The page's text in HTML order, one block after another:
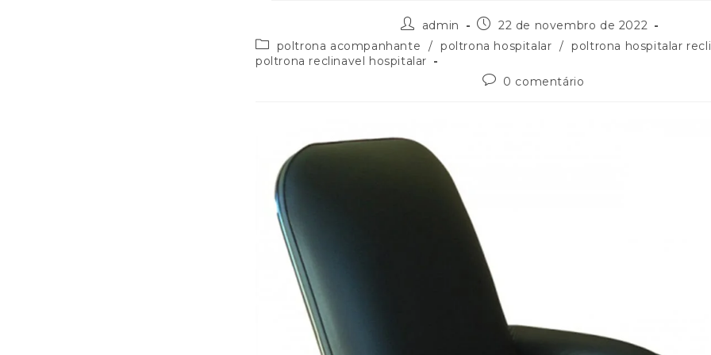
admin
22 de novembro de 2022
poltrona acompanhante
/ poltrona hospitalar / poltrona hospitalar
poltrona reclinavel hospitalar
0 comentário